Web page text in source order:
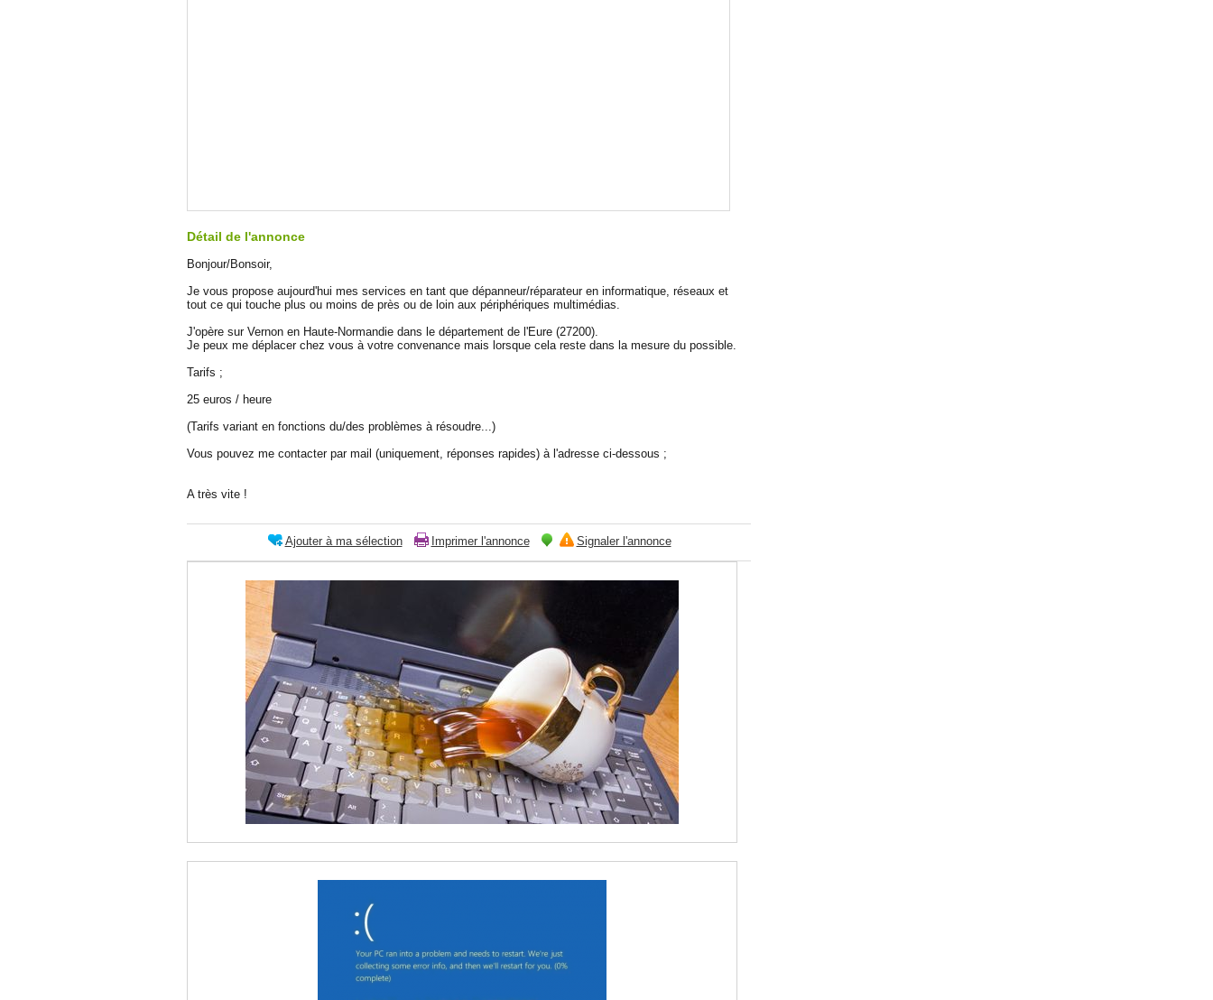
Détail de l'annonce
Bonjour/Bonsoir,
Je vous propose aujourd'hui mes services en tant que dépanneur/réparateur en informatique, réseaux et
tout ce qui touche plus ou moins de près ou de loin aux périphériques multimédias.
J'opère sur Vernon en Haute-Normandie dans le département de l'Eure (27200).
Je peux me déplacer chez vous à votre convenance mais lorsque cela reste dans la mesure du possible.
Tarifs ;
25 euros / heure
(Tarifs variant en fonctions du/des problèmes à résoudre...)
Vous pouvez me contacter par mail (uniquement, réponses rapides) à l'adresse ci-dessous ;
A très vite !
Ajouter à ma sélection Imprimer l'annonce Signaler l'annonce